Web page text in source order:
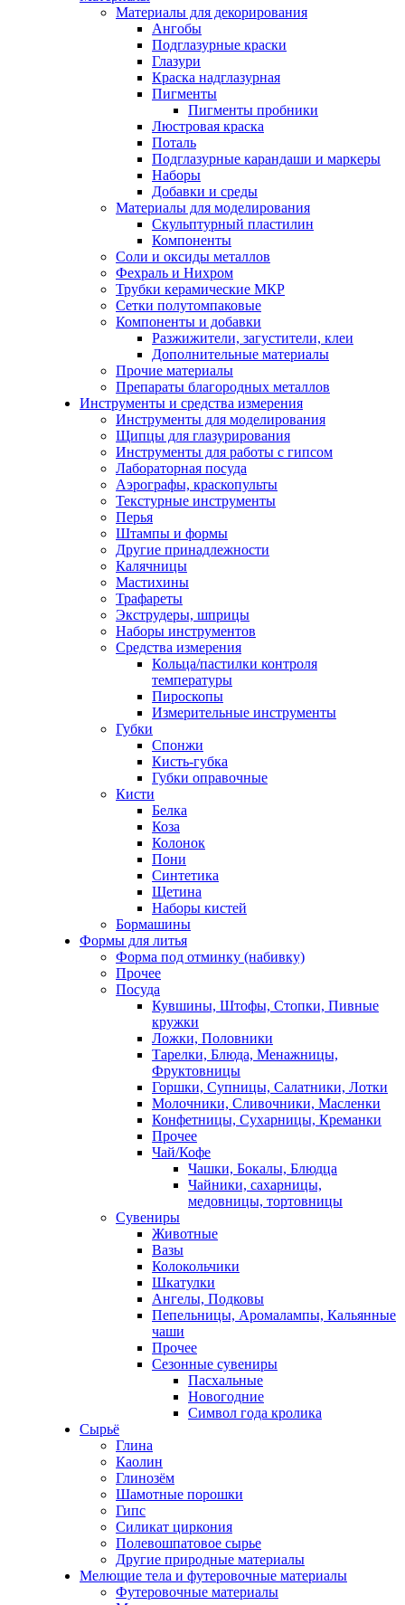
Материалы для декорирования
Ангобы
Подглазурные краски
Глазури
Краска надглазурная
Пигменты
Пигменты пробники
Люстровая краска
Поталь
Подглазурные карандаши и маркеры
Наборы
Добавки и среды
Материалы для моделирования
Скульптурный пластилин
Компоненты
Соли и оксиды металлов
Фехраль и Нихром
Трубки керамические МКР
Сетки полутомпаковые
Компоненты и добавки
Разжижители, загустители, клеи
Дополнительные материалы
Прочие материалы
Препараты благородных металлов
Инструменты и средства измерения
Инструменты для моделирования
Щипцы для глазурирования
Инструменты для работы с гипсом
Лабораторная посуда
Аэрографы, краскопульты
Текстурные инструменты
Перья
Штампы и формы
Другие принадлежности
Калячницы
Мастихины
Трафареты
Экструдеры, шприцы
Наборы инструментов
Средства измерения
Кольца/пастилки контроля
температуры
Пироскопы
Измерительные инструменты
Губки
Спонжи
Кисть-губка
Губки оправочные
Кисти
Белка
Коза
Колонок
Пони
Синтетика
Щетина
Наборы кистей
Бормашины
Формы для литья
Форма под отминку (набивку)
Прочее
Посуда
Кувшины, Штофы, Стопки, Пивные
кружки
Ложки, Половники
Тарелки, Блюда, Менажницы,
Фруктовницы
Горшки, Супницы, Салатники, Лотки
Молочники, Сливочники, Масленки
Конфетницы, Сухарницы, Креманки
Прочее
Чай/Кофе
Чашки, Бокалы, Блюдца
Чайники, сахарницы,
медовницы, тортовницы
Сувениры
Животные
Вазы
Колокольчики
Шкатулки
Ангелы, Подковы
Пепельницы, Аромалампы, Кальянные
чаши
Прочее
Сезонные сувениры
Пасхальные
Новогодние
Символ года кролика
Сырьё
Глина
Каолин
Глинозём
Шамотные порошки
Гипс
Силикат циркония
Полевошпатовое сырье
Другие природные материалы
Мелющие тела и футеровочные материалы
Футеровочные материалы